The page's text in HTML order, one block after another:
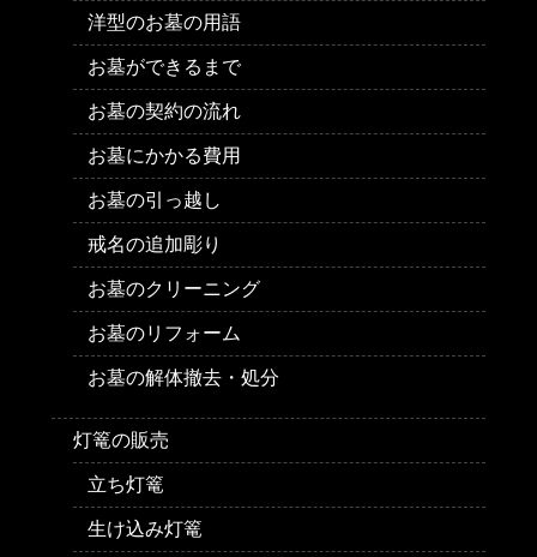
洋型のお墓の用語
お墓ができるまで
お墓の契約の流れ
お墓にかかる費用
お墓の引っ越し
戒名の追加彫り
お墓のクリーニング
お墓のリフォーム
お墓の解体撤去・処分
灯篭の販売
立ち灯篭
生け込み灯篭